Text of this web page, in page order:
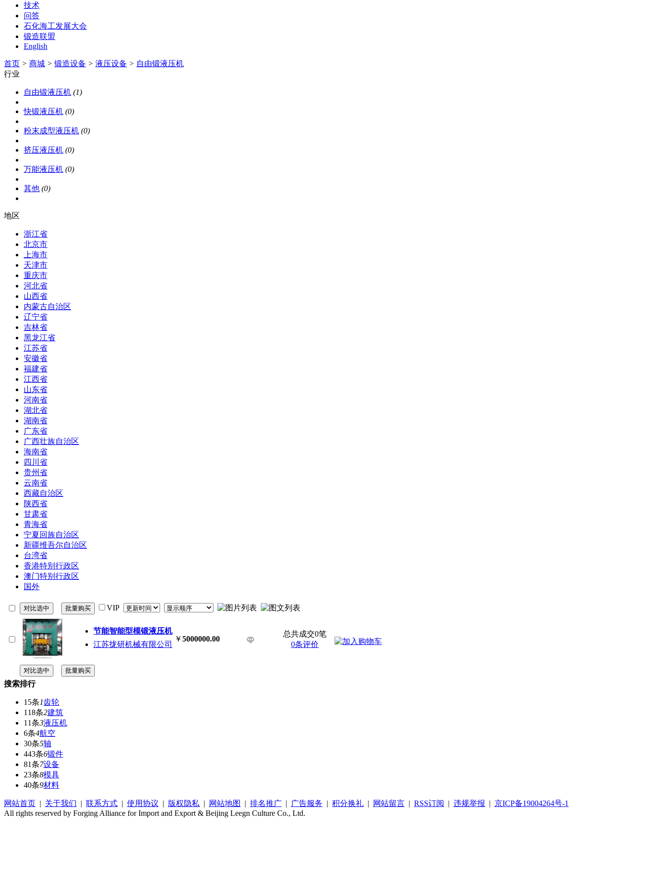
技术
问答
石化海工发展大会
锻造联盟
English
首页 > 商城 > 锻造设备 > 液压设备 > 自由锻液压机
行业
自由锻液压机 (1)
快锻液压机 (0)
粉末成型液压机 (0)
挤压液压机 (0)
万能液压机 (0)
其他 (0)
地区
浙江省
北京市
上海市
天津市
重庆市
河北省
山西省
内蒙古自治区
辽宁省
吉林省
黑龙江省
江苏省
安徽省
福建省
江西省
山东省
河南省
湖北省
湖南省
广东省
广西壮族自治区
海南省
四川省
贵州省
云南省
西藏自治区
陕西省
甘肃省
青海省
宁夏回族自治区
新疆维吾尔自治区
台湾省
香港特别行政区
澳门特别行政区
国外
VIP
节能智能型模锻液压机
江苏拢研机械有限公司
￥5000000.00
总共成交0笔
0条评价
搜索排行
15条1齿轮
118条2建筑
11条3液压机
6条4航空
30条5轴
443条6锻件
81条7设备
23条8模具
40条9材料
网站首页 | 关于我们 | 联系方式 | 使用协议 | 版权隐私 | 网站地图 | 排名推广 | 广告服务 | 积分换礼 | 网站留言 | RSS订阅 | 违规举报 | 京ICP备19004264号-1
All rights reserved by Forging Alliance for Import and Export & Beijing Leegn Culture Co., Ltd.